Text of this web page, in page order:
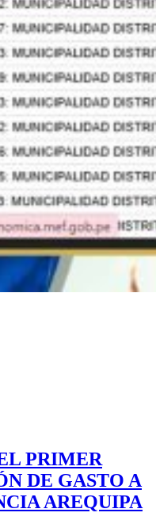
PRIMER
DE GASTO A
AREQUIPA